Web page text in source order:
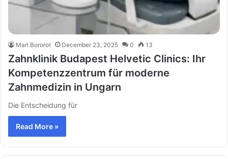
Marl Bororot December 23, 2025 0 13
Zahnklinik Budapest Helvetic Clinics: Ihr
Kompetenzzentrum für moderne
Zahnmedizin in Ungarn
Die Entscheidung für
Read More »